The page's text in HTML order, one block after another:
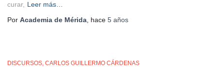
curar, Leer más…
Por Academia de Mérida , hace 5 años
DISCURSOS CARLOS GUILLERMO CÁRDENAS